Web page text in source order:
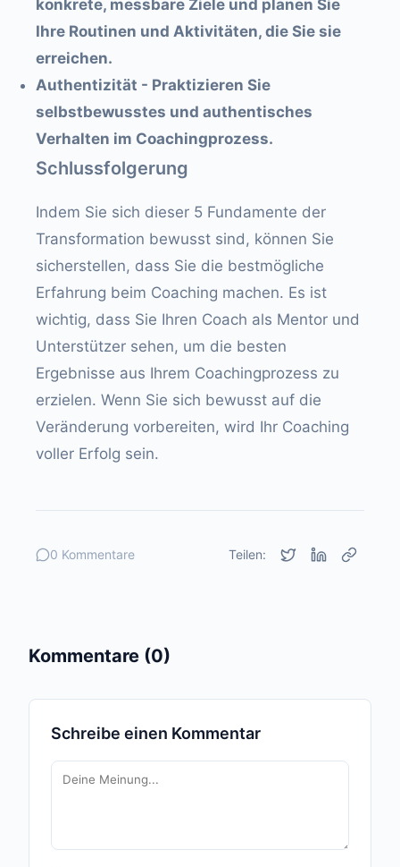
konkrete, messbare Ziele und planen Sie
Ihre Routinen und Aktivitäten, die Sie sie
erreichen.
Authentizität - Praktizieren Sie
selbstbewusstes und authentisches
Verhalten im Coachingprozess.
Schlussfolgerung
Indem Sie sich dieser 5 Fundamente der
Transformation bewusst sind, können Sie
sicherstellen, dass Sie die bestmögliche
Erfahrung beim Coaching machen. Es ist
wichtig, dass Sie Ihren Coach als Mentor und
Unterstützer sehen, um die besten
Ergebnisse aus Ihrem Coachingprozess zu
erzielen. Wenn Sie sich bewusst auf die
Veränderung vorbereiten, wird Ihr Coaching
voller Erfolg sein.
0 Kommentare Teilen:
Kommentare (0)
Schreibe einen Kommentar